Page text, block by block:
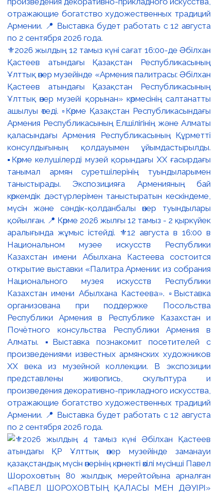
⚜️2026 жылдың 12 тамыз күні сағат 16:00-де Әбілхан
Қастеев атындағы Қазақстан Республикасының
Ұлттық өнер музейінде «Армения палитрасы: Әбілхан
Қастеев атындағы Қазақстан Республикасының
Ұлттық өнер музейі қорынан» көрмесінің салтанатты
ашылуы өтеді. ▫️Көрме Қазақстан Республикасындағы
Армения Республикасының Елшілігінің және Алматы
қаласындағы Армения Республикасының Құрметті
консулдығының қолдауымен ұйымдастырылды.
▪️Көрме келушілерді музей қорындағы ХХ ғасырдағы
танымал армян суретшілерінің туындыларымен
таныстырады. Экспозицияға Арменияның бай
көркемдік дәстүрлерімен таныстыратын кескіндеме,
мүсін және сәндік-қолданбалы өнер туындылары
қойылған. 📍 Көрме 2026 жылғы 12 тамыз - 2 қыркүйек
аралығында жұмыс істейді. ⚜️12 августа в 16:00 в
Национальном музее искусств Республики
Казахстан имени Абылхана Кастеева состоится
открытие выставки «Палитра Армении: из собрания
Национального музея искусств Республики
Казахстан имени Абылхана Кастеева». ▫️Выставка
организована при поддержке Посольства
Республики Армения в Республике Казахстан и
Почётного консульства Республики Армения в
Алматы. ▪️Выставка познакомит посетителей с
произведениями известных армянских художников
XX века из музейной коллекции. В экспозиции
представлены живопись, скульптура и
произведения декоративно-прикладного искусства,
отражающие богатство художественных традиций
Армении. 📍 Выставка будет работать с 12 августа
по 2 сентября 2026 года.